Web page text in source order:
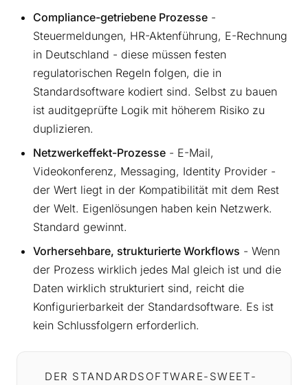
Compliance-getriebene Prozesse -
Steuermeldungen, HR-Aktenführung, E-Rechnung
in Deutschland - diese müssen festen
regulatorischen Regeln folgen, die in
Standardsoftware kodiert sind. Selbst zu bauen
ist auditgeprüfte Logik mit höherem Risiko zu
duplizieren.
Netzwerkeffekt-Prozesse - E-Mail,
Videokonferenz, Messaging, Identity Provider -
der Wert liegt in der Kompatibilität mit dem Rest
der Welt. Eigenlösungen haben kein Netzwerk.
Standard gewinnt.
Vorhersehbare, strukturierte Workflows - Wenn
der Prozess wirklich jedes Mal gleich ist und die
Daten wirklich strukturiert sind, reicht die
Konfigurierbarkeit der Standardsoftware. Es ist
kein Schlussfolgern erforderlich.
DER STANDARDSOFTWARE-SWEET-